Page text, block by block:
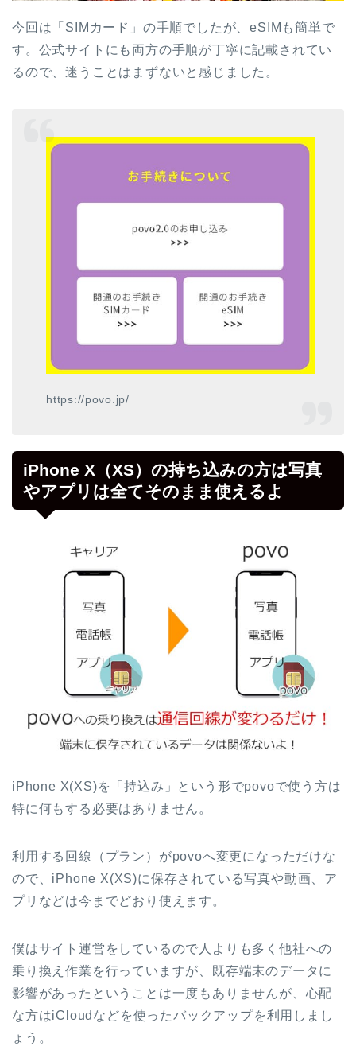
今回は「SIMカード」の手順でしたが、eSIMも簡単で
す。公式サイトにも両方の手順が丁寧に記載されてい
るので、迷うことはまずないと感じました。
https://povo.jp/
iPhone X（XS）の持ち込みの方は写真
やアプリは全てそのまま使えるよ
iPhone X(XS)を「持込み」という形でpovoで使う方は
特に何もする必要はありません。
利用する回線（プラン）がpovoへ変更になっただけな
ので、iPhone X(XS)に保存されている写真や動画、ア
プリなどは今までどおり使えます。
僕はサイト運営をしているので人よりも多く他社への
乗り換え作業を行っていますが、既存端末のデータに
影響があったということは一度もありませんが、心配
な方はiCloudなどを使ったバックアップを利用しまし
ょう。